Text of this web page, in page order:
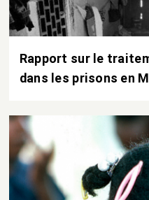
Rapport sur le
dans les prisons en